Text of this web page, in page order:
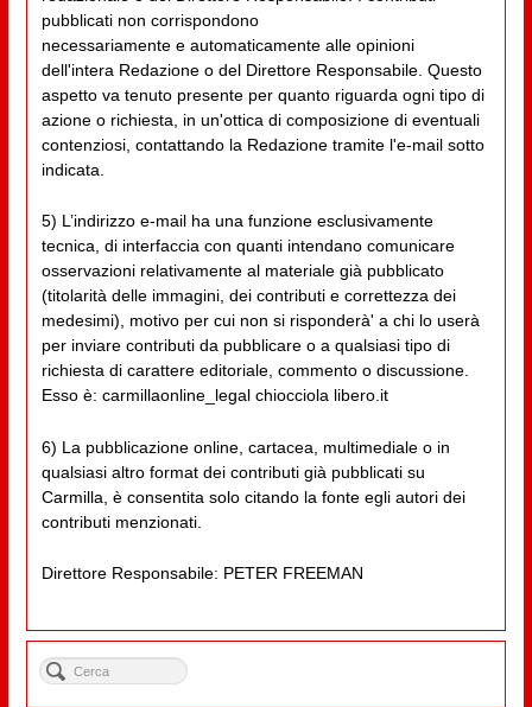
pubblicati non corrispondono
necessariamente e automaticamente alle opinioni
dell'intera Redazione o del Direttore Responsabile. Questo
aspetto va tenuto presente per quanto riguarda ogni tipo di
azione o richiesta, in un'ottica di composizione di eventuali
contenziosi, contattando la Redazione tramite l'e-mail sotto
indicata.
5) L’indirizzo e-mail ha una funzione esclusivamente
tecnica, di interfaccia con quanti intendano comunicare
osservazioni relativamente al materiale già pubblicato
(titolarità delle immagini, dei contributi e correttezza dei
medesimi), motivo per cui non si risponderà' a chi lo userà
per inviare contributi da pubblicare o a qualsiasi tipo di
richiesta di carattere editoriale, commento o discussione.
Esso è: carmillaonline_legal chiocciola libero.it
6) La pubblicazione online, cartacea, multimediale o in
qualsiasi altro format dei contributi già pubblicati su
Carmilla, è consentita solo citando la fonte egli autori dei
contributi menzionati.
Direttore Responsabile: PETER FREEMAN